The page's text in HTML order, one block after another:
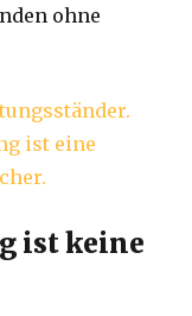
ohne
ist keine